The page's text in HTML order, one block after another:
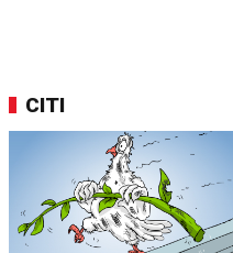
CITI